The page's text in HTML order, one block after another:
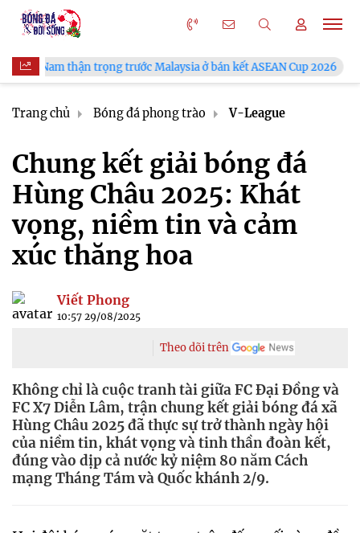
trước Malaysia ở bán kết ASEAN Cup 2026 VFF công bố
Trang chủ Bóng đá phong trào V-League
Chung kết giải bóng đá
Hùng Châu 2025: Khát
vọng, niềm tin và cảm
xúc thăng hoa
Viết Phong
10:57 29/08/2025
Theo dõi trên
Không chỉ là cuộc tranh tài giữa FC Đại Đồng và
FC X7 Diễn Lâm, trận chung kết giải bóng đá xã
Hùng Châu 2025 đã thực sự trở thành ngày hội
của niềm tin, khát vọng và tinh thần đoàn kết,
đúng vào dịp cả nước kỷ niệm 80 năm Cách
mạng Tháng Tám và Quốc khánh 2/9.